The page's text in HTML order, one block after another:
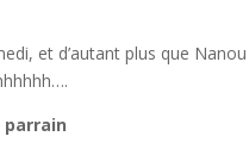
et d’autant plus que
parrain